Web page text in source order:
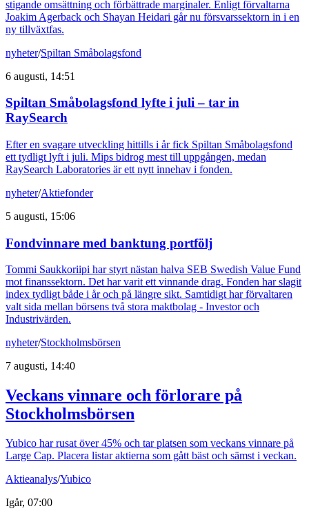
stigande omsättning och förbättrade marginaler. Enligt förvaltarna
Joakim Agerback och Shayan Heidari går nu försvarssektorn in i en
ny tillväxtfas.
nyheter/Spiltan Småbolagsfond
6 augusti, 14:51
Spiltan Småbolagsfond lyfte i juli – tar in
RaySearch
Efter en svagare utveckling hittills i år fick Spiltan Småbolagsfond
ett tydligt lyft i juli. Mips bidrog mest till uppgången, medan
RaySearch Laboratories är ett nytt innehav i fonden.
nyheter/Aktiefonder
5 augusti, 15:06
Fondvinnare med banktung portfölj
Tommi Saukkoriipi har styrt nästan halva SEB Swedish Value Fund
mot finanssektorn. Det har varit ett vinnande drag. Fonden har slagit
index tydligt både i år och på längre sikt. Samtidigt har förvaltaren
valt sida mellan börsens två stora maktbolag - Investor och
Industrivärden.
nyheter/Stockholmsbörsen
7 augusti, 14:40
Veckans vinnare och förlorare på
Stockholmsbörsen
Yubico har rusat över 45% och tar platsen som veckans vinnare på
Large Cap. Placera listar aktierna som gått bäst och sämst i veckan.
Aktieanalys/Yubico
Igår, 07:00